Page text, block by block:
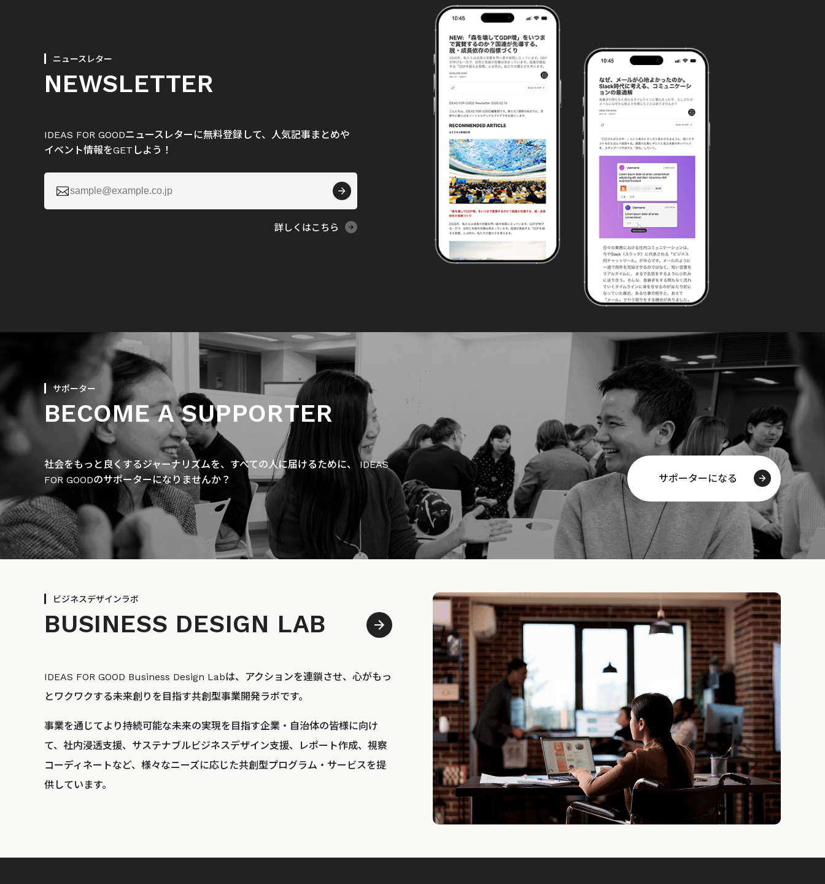
ニュースレター
NEWSLETTER
IDEAS FOR GOODニュースレターに無料登録して、人気記事まとめや
イベント情報をGETしよう！

詳しくはこちら
サポーター
BECOME A SUPPORTER
社会をもっと良くするジャーナリズムを、すべての人に届けるために、 IDEAS
FOR GOODのサポーターになりませんか？
サポーターになる
ビジネスデザインラボ
BUSINESS DESIGN LAB
IDEAS FOR GOOD Business Design Labは、アクションを連鎖させ、心がもっ
とワクワクする未来創りを目指す共創型事業開発ラボです。
事業を通じてより持続可能な未来の実現を目指す企業・自治体の皆様に向け
て、社内浸透支援、サステナブルビジネスデザイン支援、レポート作成、視察
コーディネートなど、様々なニーズに応じた共創型プログラム・サービスを提
供しています。